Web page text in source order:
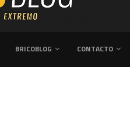
BRICOBLOG CONTACTO